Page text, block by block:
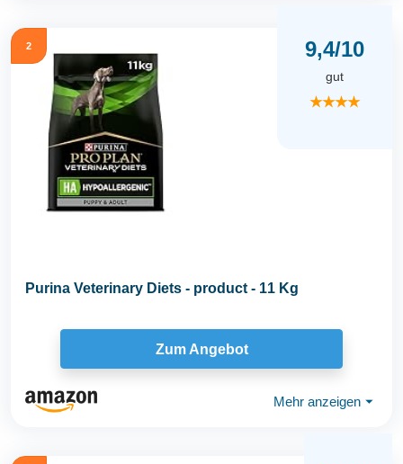
2 9,4/10
gut
★★★★
Purina Veterinary Diets - product - 11 Kg
Zum Angebot
Mehr anzeigen ⏷